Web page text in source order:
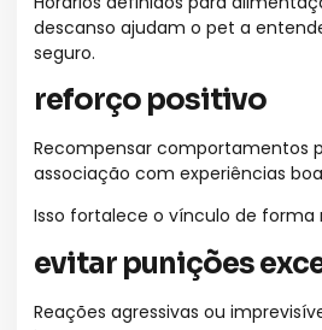
descanso ajudam o pet a
seguro.
reforço positivo
Recompensar comportamentos
associação com experiências
Isso fortalece o vínculo de forma
evitar punições
Reações agressivas ou